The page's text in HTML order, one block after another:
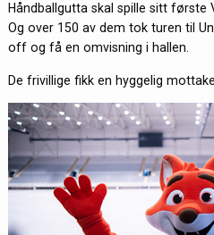
Håndballgutta skal spille sitt første
Og over 150 av dem tok turen til
off og få en omvisning i hallen.
De frivillige fikk en hyggelig